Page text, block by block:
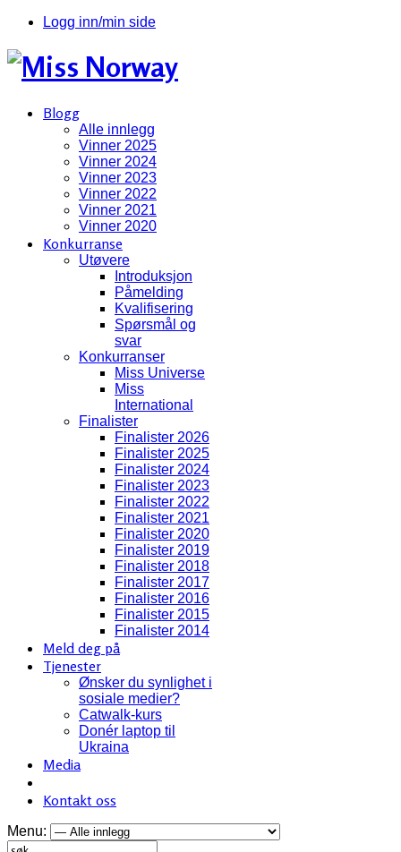
Logg inn/min side
Blogg
Alle innlegg
Vinner 2025
Vinner 2024
Vinner 2023
Vinner 2022
Vinner 2021
Vinner 2020
Konkurranse
Utøvere
Introduksjon
Påmelding
Kvalifisering
Spørsmål og
svar
Konkurranser
Miss Universe
Miss
International
Finalister
Finalister 2026
Finalister 2025
Finalister 2024
Finalister 2023
Finalister 2022
Finalister 2021
Finalister 2020
Finalister 2019
Finalister 2018
Finalister 2017
Finalister 2016
Finalister 2015
Finalister 2014
Meld deg på
Tjenester
Ønsker du synlighet i
sosiale medier?
Catwalk-kurs
Donér laptop til
Ukraina
Media
Kontakt oss
Menu: